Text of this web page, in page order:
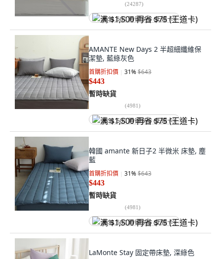
(24287)
满 $1,500 再省 $75 (王道卡)
AMANTE New Days 2 半超細纖維保
潔墊, 藍綠灰色
首購折扣價 31%$643
$443
暫時缺貨
(4981)
满 $1,500 再省 $75 (王道卡)
韓國 amante 新日子2 半微米 床墊, 塵
藍
首購折扣價 31%$643
$443
暫時缺貨
(4981)
满 $1,500 再省 $75 (王道卡)
LaMonte Stay 固定帶床墊, 深綠色